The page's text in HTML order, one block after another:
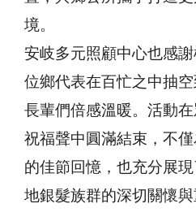
境。
安岐多元照顧中心也感
位鄉代表在百忙之中抽
長輩們倍感溫暖。活動
祝福聲中圓滿結束，不
的佳節回憶，也充分展
地銀髮族群的深切關懷與